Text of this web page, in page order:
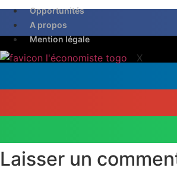
Opportunités
A propos
Mention légale
X
Laisser un